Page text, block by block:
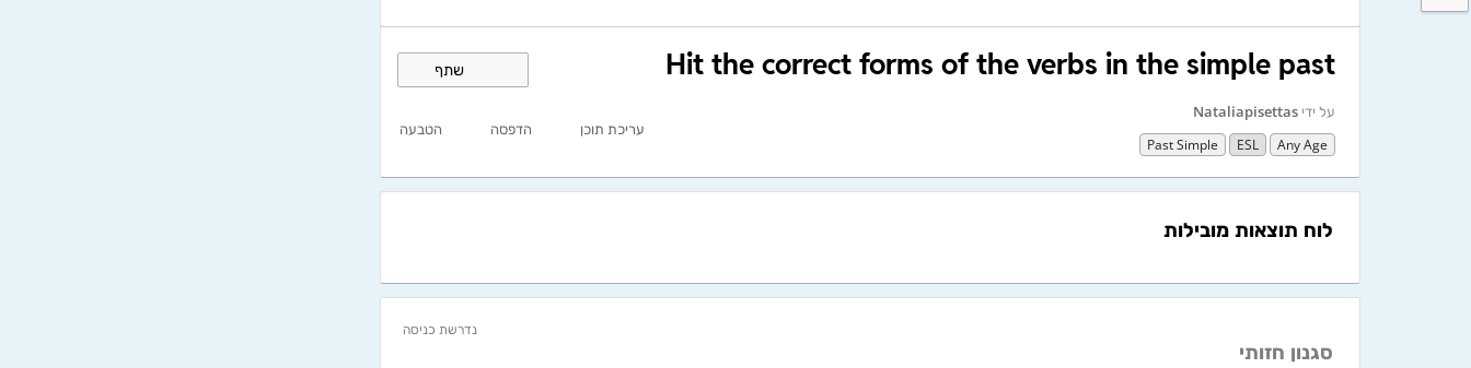
Hit the correct forms of the verbs in the simple past שתף
על ידי Nataliapisettas
Any Age
ESL
Past Simple
עריכת תוכן הדפסה הטבעה
לוח תוצאות מובילות
נדרשת כניסה
סגנון חזותי